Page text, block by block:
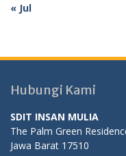
« Jul
Hubungi Kami
SDIT INSAN MULIA
The Palm Green
Jawa Barat 17510